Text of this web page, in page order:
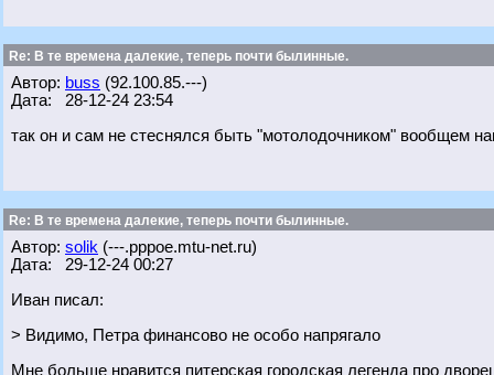
Re: В те времена далекие, теперь почти былинные.
Автор: buss (92.100.85.---)
Дата: 28-12-24 23:54
так он и сам не стеснялся быть "мотолодочником" вообщем
Re: В те времена далекие, теперь почти былинные.
Автор: solik (---.pppoe.mtu-net.ru)
Дата: 29-12-24 00:27
Иван писал:
> Видимо, Петра финансово не особо напрягало
Мне больше нравится питерская городская легенда про